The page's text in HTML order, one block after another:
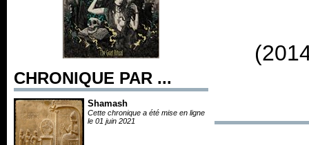
CHRONIQUE PAR ...
Shamash
Cette chronique a été mise en ligne
le 01 juin 2021